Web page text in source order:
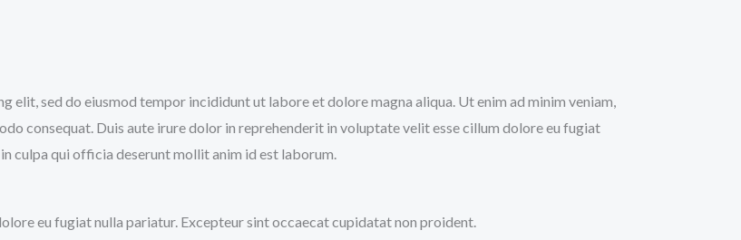
elit, sed do eiusmod tempor incididunt ut labore et dolore magna aliqua. Ut enim ad minim veniam,
consequat. Duis aute irure dolor in reprehenderit in voluptate velit esse cillum dolore eu fugiat
culpa qui officia deserunt mollit anim id est laborum.
eu fugiat nulla pariatur. Excepteur sint occaecat cupidatat non proident.